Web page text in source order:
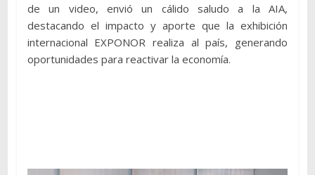
de un video, envió un cálido saludo a la AIA,
destacando el impacto y aporte que la exhibición
internacional EXPONOR realiza al país, generando
oportunidades para reactivar la economía.